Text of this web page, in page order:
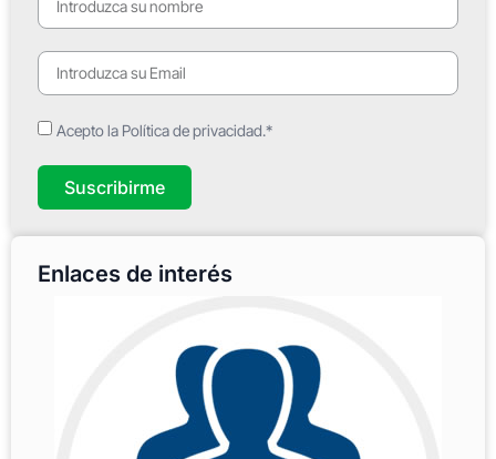
Acepto la Política de privacidad.*
Suscribirme
Enlaces de interés